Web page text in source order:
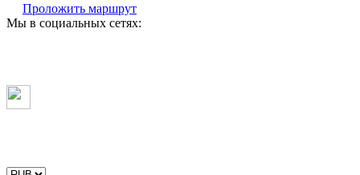
Проложить маршрут
Мы в социальных сетях: